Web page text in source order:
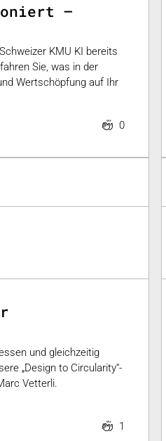
–
KMU KI bereits
Sie, was in der
Wertschöpfung auf Ihr
0
und gleichzeitig
„Design to Circularity“-
Vetterli.
1